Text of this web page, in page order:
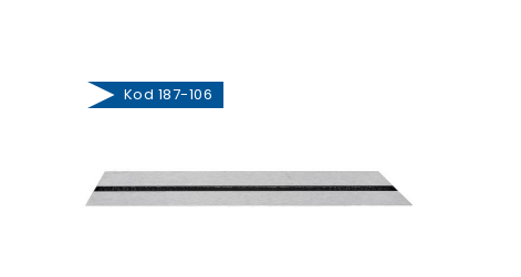
Kod 187-106